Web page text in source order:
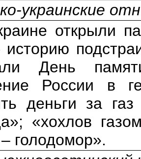
украинские
открыли
историю
День
России в
деньги за
«хохлов
голодомор».